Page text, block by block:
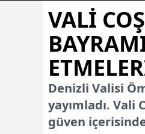
İçeriğe geç
VALI
Denizli Valisi
yayımladı. Vali
güven